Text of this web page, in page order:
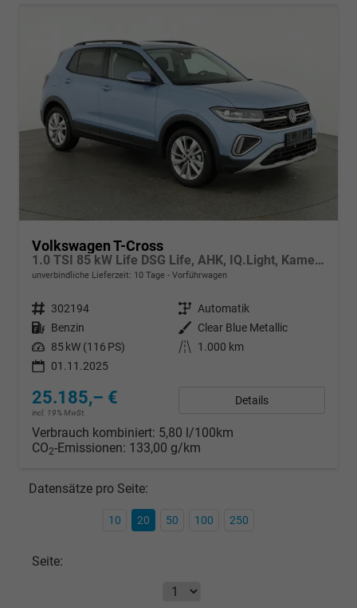
Volkswagen T-Cross
1.0 TSI 85 kW Life DSG Life, AHK, IQ.Light, Kamera, ACC, Side, Winter, 17-Zoll
unverbindliche Lieferzeit: 10 Tage Vorführwagen
Fahrzeugnr. 302194 Getriebe Automatik
Kraftstoff Benzin Außenfarbe
Clear Blue Metallic
Leistung 85 kW (116 PS) Kilometerstand
1.000 km
01.11.2025
25.185,– €
incl. 19% MwSt.
Details
Verbrauch kombiniert: 5,80 l/100km
CO2-Emissionen: 133,00 g/km
Datensätze pro Seite:
10 20 50 100 250
Seite: